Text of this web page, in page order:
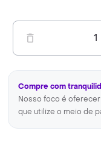
1
Compre com
Nosso foco é
que utilize o meio de